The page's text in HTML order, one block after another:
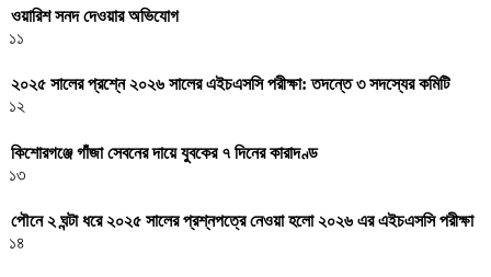
ওয়ারিশ সনদ দেওয়ার অভিযোগ
১১
২০২৫ সালের প্রশ্নে ২০২৬ সালের এইচএসসি পরীক্ষা: তদন্তে ৩ সদস্যের কমিটি
১২
কিশোরগঞ্জে গাঁজা সেবনের দায়ে যুবকের ৭ দিনের কারাদণ্ড
১৩
পৌনে ২ ঘন্টা ধরে ২০২৫ সালের প্রশ্নপত্রে নেওয়া হলো ২০২৬ এর এইচএসসি পরীক্ষা
১৪